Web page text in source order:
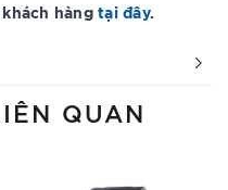
hàng tại đây.
QUAN